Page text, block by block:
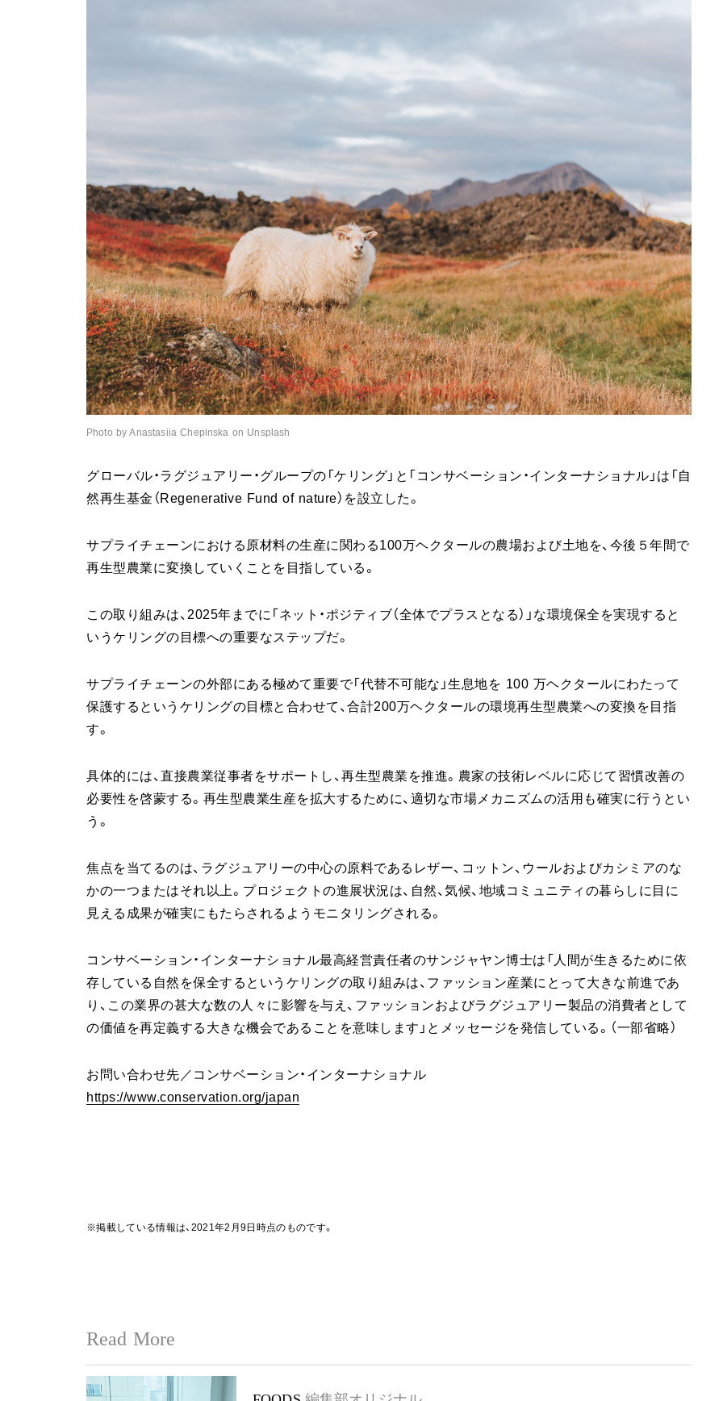
Photo by Anastasiia Chepinska on Unsplash
グローバル・ラグジュアリー・グループの「ケリング」と「コンサベーション・インターナショナル」は「自
然再生基金（Regenerative Fund of nature）を設立した。
サプライチェーンにおける原材料の生産に関わる100万ヘクタールの農場および土地を、今後５年間で
再生型農業に変換していくことを目指している。
この取り組みは、2025年までに「ネット・ポジティブ（全体でプラスとなる）」な環境保全を実現すると
いうケリングの目標への重要なステップだ。
サプライチェーンの外部にある極めて重要で「代替不可能な」生息地を 100 万ヘクタールにわたって
保護するというケリングの目標と合わせて、合計200万ヘクタールの環境再生型農業への変換を目指
す。
具体的には、直接農業従事者をサポートし、再生型農業を推進。農家の技術レベルに応じて習慣改善の
必要性を啓蒙する。再生型農業生産を拡大するために、適切な市場メカニズムの活用も確実に行うとい
う。
焦点を当てるのは、ラグジュアリーの中心の原料であるレザー、コットン、ウールおよびカシミアのな
かの一つまたはそれ以上。プロジェクトの進展状況は、自然、気候、地域コミュニティの暮らしに目に
見える成果が確実にもたらされるようモニタリングされる。
コンサベーション・インターナショナル最高経営責任者のサンジャヤン博士は「人間が生きるために依
存している自然を保全するというケリングの取り組みは、ファッション産業にとって大きな前進であ
り、この業界の甚大な数の人々に影響を与え、ファッションおよびラグジュアリー製品の消費者として
の価値を再定義する大きな機会であることを意味します」とメッセージを発信している。（一部省略）
お問い合わせ先／コンサベーション・インターナショナル
https://www.conservation.org/japan
※掲載している情報は、2021年2月9日時点のものです。
Read More